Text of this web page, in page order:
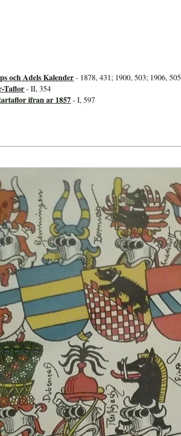
och Adels Kalender- 1878, 431; 1900, 503; 1906, 505
Taflor- II, 354
ifran ar 1857- I, 597